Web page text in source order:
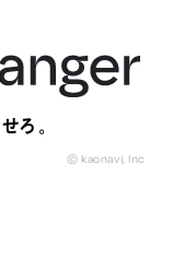
ろ。
© kaonavi, Inc